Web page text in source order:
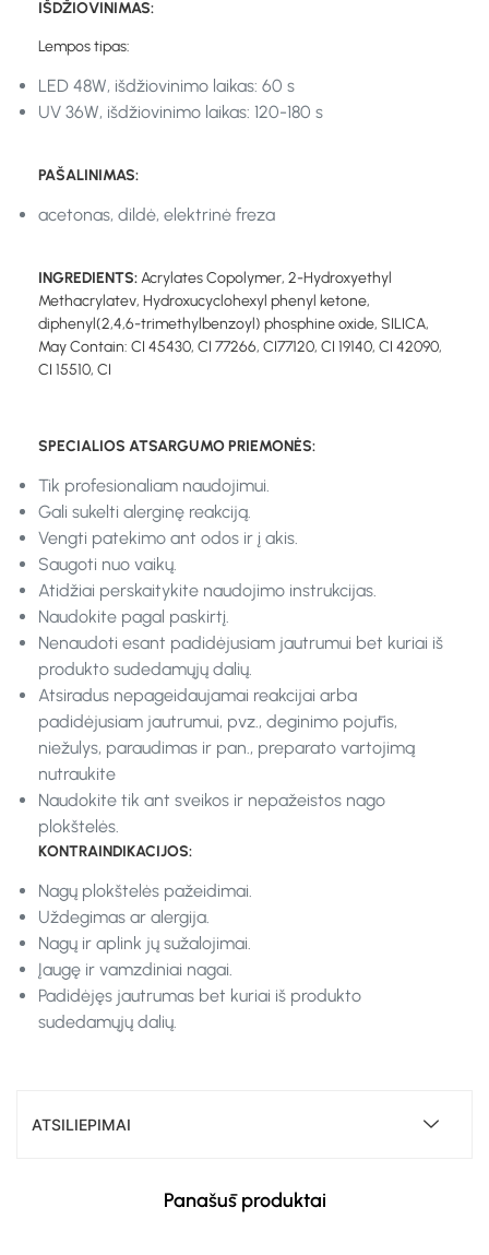
IŠDŽIOVINIMAS:
Lempos tipas:
LED 48W, išdžiovinimo laikas: 60 s
UV 36W, išdžiovinimo laikas: 120-180 s
PAŠALINIMAS:
acetonas, dildė, elektrinė freza
INGREDIENTS:Acrylates Copolymer, 2-Hydroxyethyl
Methacrylatev, Hydroxucyclohexyl phenyl ketone,
diphenyl(2,4,6-trimethylbenzoyl) phosphine oxide, SILICA,
May Contain: CI 45430, CI 77266, CI77120, CI 19140, CI 42090,
CI 15510, CI
SPECIALIOS ATSARGUMO PRIEMONĖS:
Tik profesionaliam naudojimui.
Gali sukelti alerginę reakciją.
Vengti patekimo ant odos ir į akis.
Saugoti nuo vaikų.
Atidžiai perskaitykite naudojimo instrukcijas.
Naudokite pagal paskirtį.
Nenaudoti esant padidėjusiam jautrumui bet kuriai iš
produkto sudedamųjų dalių.
Atsiradus nepageidaujamai reakcijai arba
padidėjusiam jautrumui, pvz., deginimo pojūtis,
niežulys, paraudimas ir pan., preparato vartojimą
nutraukite
Naudokite tik ant sveikos ir nepažeistos nago
plokštelės.
KONTRAINDIKACIJOS:
Nagų plokštelės pažeidimai.
Uždegimas ar alergija.
Nagų ir aplink jų sužalojimai.
Įaugę ir vamzdiniai nagai.
Padidėjęs jautrumas bet kuriai iš produkto
sudedamųjų dalių.
ATSILIEPIMAI
Panašūs produktai